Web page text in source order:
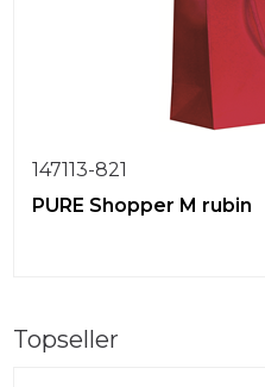
147113-821
PURE Shopper M rubin
Topseller